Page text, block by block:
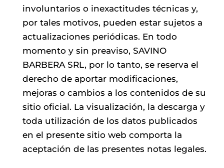
involuntarios o inexactitudes técnicas y,
por tales motivos, pueden estar sujetos a
actualizaciones periódicas. En todo
momento y sin preaviso, SAVINO
BARBERA SRL, por lo tanto, se reserva el
derecho de aportar modificaciones,
mejoras o cambios a los contenidos de su
sitio oficial. La visualización, la descarga y
toda utilización de los datos publicados
en el presente sitio web comporta la
aceptación de las presentes notas legales.